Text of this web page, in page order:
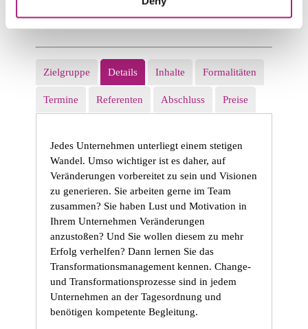
rund um Stuttgart (da wohne
ich) nach vergleichbaren
Angeboten gesucht und bin auf
die Uni Augsburg gestoßen.
Die Kombination aus Change-
Manager und systemischem
Coach hat mich deutlich mehr
dort angekommen."
Seniorberater Sparkassen
Consulting GmbH
Zielgruppe Details Inhalte Formalitäten
Termine Referenten Abschluss Preise
Jedes Unternehmen unterliegt einem stetigen
Wandel. Umso wichtiger ist es daher, auf
Veränderungen vorbereitet zu sein und Visionen
zu generieren. Sie arbeiten gerne im Team
zusammen? Sie haben Lust und Motivation in
Ihrem Unternehmen Veränderungen
anzustoßen? Und Sie wollen diesem zu mehr
Erfolg verhelfen? Dann lernen Sie das
Transformationsmanagement kennen. Change-
und Transformationsprozesse sind in jedem
Unternehmen an der Tagesordnung und
benötigen kompetente Begleitung.